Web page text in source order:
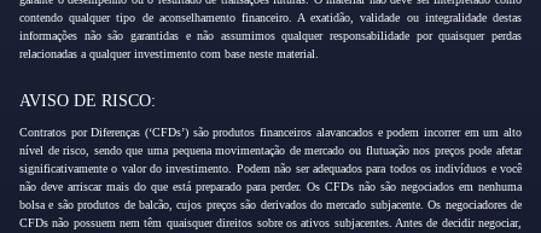
contendo qualquer tipo de aconselhamento financeiro. A exatidão, validade ou integralidade destas
informações não são garantidas e não assumimos qualquer responsabilidade por quaisquer perdas
relacionadas a qualquer investimento com base neste material.
AVISO DE RISCO:
Contratos por Diferenças (‘CFDs’) são produtos financeiros alavancados e podem incorrer em um alto
nível de risco, sendo que uma pequena movimentação de mercado ou flutuação nos preços pode afetar
significativamente o valor do investimento. Podem não ser adequados para todos os indivíduos e você
não deve arriscar mais do que está preparado para perder. Os CFDs não são negociados em nenhuma
bolsa e são produtos de balcão, cujos preços são derivados do mercado subjacente. Os negociadores de
CFDs não possuem nem têm quaisquer direitos sobre os ativos subjacentes. Antes de decidir negociar,